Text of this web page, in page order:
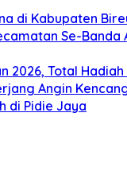
di Kabupaten
Se-
2026, Total
Angin
di Pidie Jaya